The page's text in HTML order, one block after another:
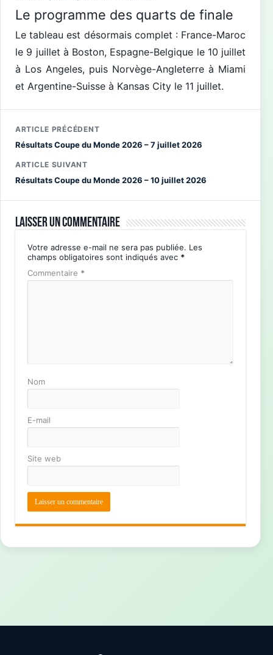
Le programme des quarts de finale
Le tableau est désormais complet : France-Maroc
le 9 juillet à Boston, Espagne-Belgique le 10 juillet
à Los Angeles, puis Norvège-Angleterre à Miami
et Argentine-Suisse à Kansas City le 11 juillet.
ARTICLE PRÉCÉDENT
Résultats Coupe du Monde 2026 – 7 juillet 2026
ARTICLE SUIVANT
Résultats Coupe du Monde 2026 – 10 juillet 2026
Laisser un commentaire
Votre adresse e-mail ne sera pas publiée. Les
champs obligatoires sont indiqués avec *
Commentaire *
Nom
E-mail
Site web